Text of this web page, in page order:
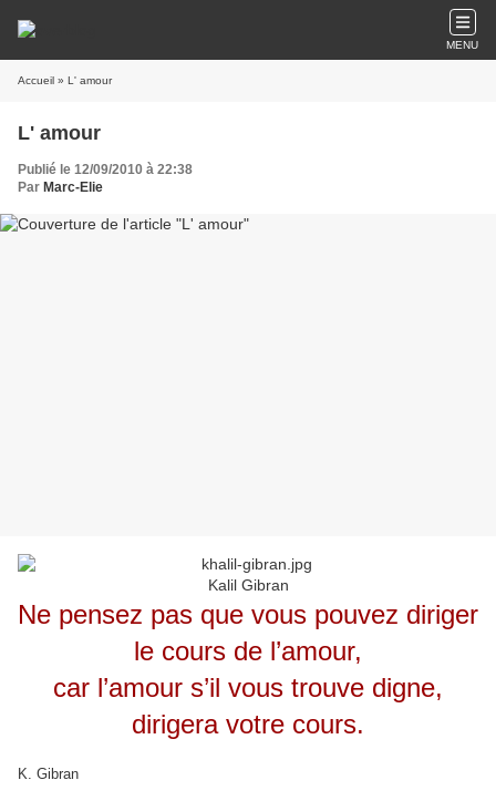
MENU
Accueil » L' amour
L' amour
Publié le 12/09/2010 à 22:38
Par Marc-Elie
Kalil Gibran
Ne pensez pas que vous pouvez diriger
le cours de l’amour,
car l’amour s’il vous trouve digne,
dirigera votre cours.
K. Gibran